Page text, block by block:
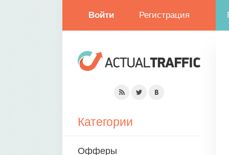
Войти Регистрация
Категории
Офферы